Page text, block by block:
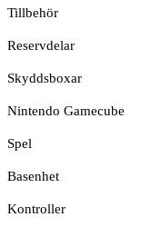
Tillbehör
Reservdelar
Skyddsboxar
Nintendo Gamecube
Spel
Basenhet
Kontroller